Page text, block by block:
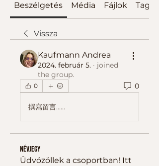
Beszélgetés Média Fájlok Tagok
Vissza
Kaufmann Andrea
2024. február 5. · joined
the group.
0 0
撰寫留言......
Névjegy
Üdvözöllek a csoportban! Itt